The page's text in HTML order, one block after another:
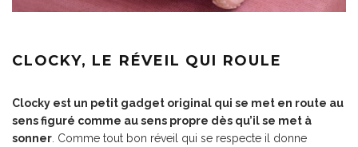
CLOCKY, LE RÉVEIL QUI ROULE
Clocky est un petit gadget original qui se met en route au
sens figuré comme au sens propre dès qu’il se met à
sonner . Comme tout bon réveil qui se respecte il donne